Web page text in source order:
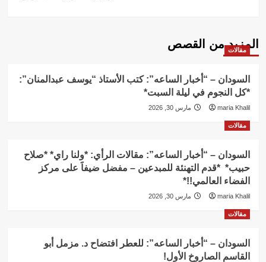
المزيد من القصص
مقالات
السودان – “أخبار الساعه”: كتب الأستاذ “يوسف عبدالمنان”:
*كل النجوم في ليلة السبت*
maria Khalil مارس 30, 2026
مقالات
السودان – “أخبار الساعه”: مقالات الرأي: *ولنا راي* *صلاح
حبيب* *قدم التهنئة للمبدعين – مفضل ضيفاََ على مركز
الفضاء العالمي!!*
maria Khalil مارس 30, 2026
مقالات
السودان – “أخبار الساعه”: للعطر افتضاح د. مزمل أبو
القاسم الصاروخ الأول!